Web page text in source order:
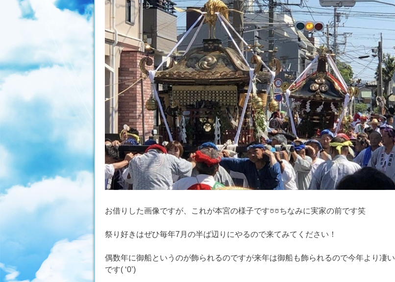
お借りした画像ですが、これが本宮の様子です𖠶𖠶ちなみに実家の前です笑
祭り好きはぜひ毎年7月の半ば辺りにやるので来てみてください！
偶数年に御船というのが飾られるのですが来年は御船も飾られるので今年より凄い
です( ‘0’)